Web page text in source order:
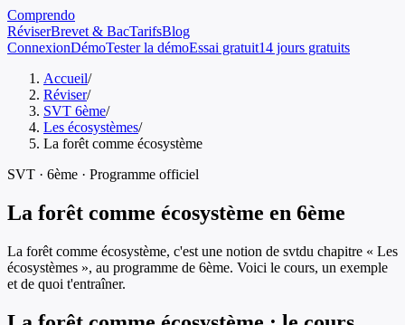
Comprendo
RéviserBrevet & BacTarifsBlog
ConnexionDémoTester la démoEssai gratuit14 jours gratuits
Accueil/
Réviser/
SVT 6ème/
Les écosystèmes/
La forêt comme écosystème
SVT · 6ème · Programme officiel
La forêt comme écosystème en 6ème
La forêt comme écosystème, c'est une notion de svtdu chapitre « Les
écosystèmes », au programme de 6ème. Voici le cours, un exemple
et de quoi t'entraîner.